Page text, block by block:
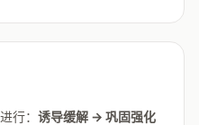
行： 诱导缓解 → 巩固强化